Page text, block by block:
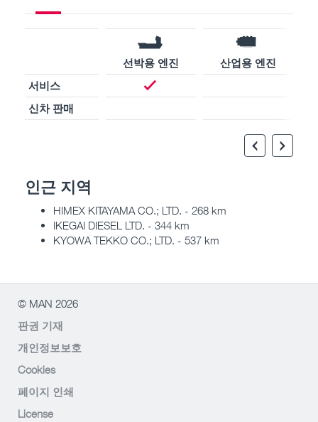
선박용 엔진
산업용 엔진
서비스
신차 판매
인근 지역
HIMEX KITAYAMA CO.; LTD. - 268 km
IKEGAI DIESEL LTD. - 344 km
KYOWA TEKKO CO.; LTD. - 537 km
© MAN 2026
판권 기재
개인정보보호
Cookies
페이지 인쇄
License